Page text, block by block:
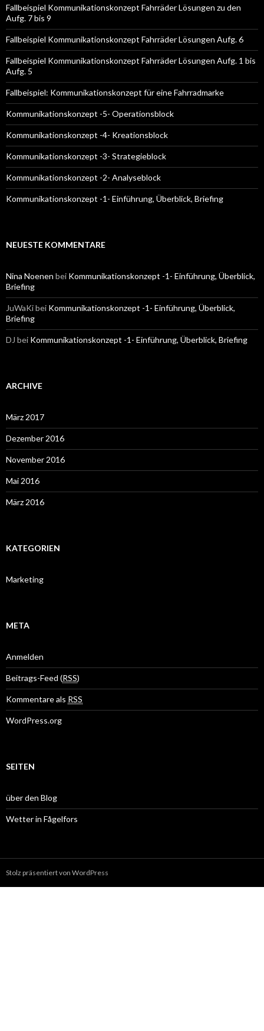
c
h
:
Fallbeispiel Kommunikationskonzept Fahrräder Lösungen zu den
Aufg. 7 bis 9
Fallbeispiel Kommunikationskonzept Fahrräder Lösungen Aufg. 6
Fallbeispiel Kommunikationskonzept Fahrräder Lösungen Aufg. 1 bis
Aufg. 5
Fallbeispiel: Kommunikationskonzept für eine Fahrradmarke
Kommunikationskonzept -5- Operationsblock
Kommunikationskonzept -4- Kreationsblock
Kommunikationskonzept -3- Strategieblock
Kommunikationskonzept -2- Analyseblock
Kommunikationskonzept -1- Einführung, Überblick, Briefing
NEUESTE KOMMENTARE
Nina Noenen bei Kommunikationskonzept -1- Einführung, Überblick,
Briefing
JuWaKibei Kommunikationskonzept -1- Einführung, Überblick,
Briefing
DJ bei Kommunikationskonzept -1- Einführung, Überblick, Briefing
ARCHIVE
März 2017
Dezember 2016
November 2016
Mai 2016
März 2016
KATEGORIEN
Marketing
META
Anmelden
Beitrags-Feed (RSS)
Kommentare als RSS
WordPress.org
SEITEN
über den Blog
Wetter in Fågelfors
Stolz präsentiert von WordPress